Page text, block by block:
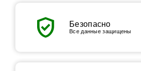
verified_user Безопасно
Все данные защищены